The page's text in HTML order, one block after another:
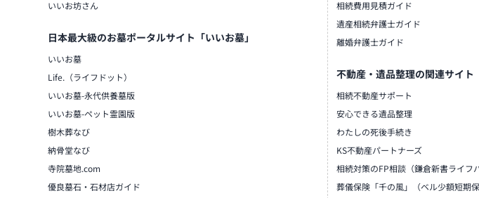
いいお坊さん
日本最大級のお墓ポータルサイト「いいお墓」
いいお墓
Life.（ライフドット）
いいお墓-永代供養墓版
いいお墓-ペット霊園版
樹木葬なび
納骨堂なび
寺院墓地.com
優良墓石・石材店ガイド
相続費用見積ガイド
遺産相続弁護士ガイド
離婚弁護士ガイド
不動産・遺品整理の関連サイト
相続不動産サポート
安心できる遺品整理
わたしの死後手続き
KS不動産パートナーズ
相続対策のFP相談（鎌倉新書ライフ
葬儀保険「千の風」（ベル少額短期保